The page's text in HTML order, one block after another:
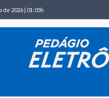
de 2026 | 01:05h